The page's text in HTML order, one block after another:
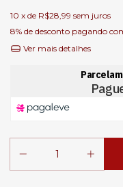
10 x de R$28,99 sem juros
8% de desconto pagando
Ver mais detalhes